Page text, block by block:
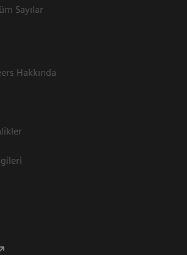
Sayılar
Hakkında